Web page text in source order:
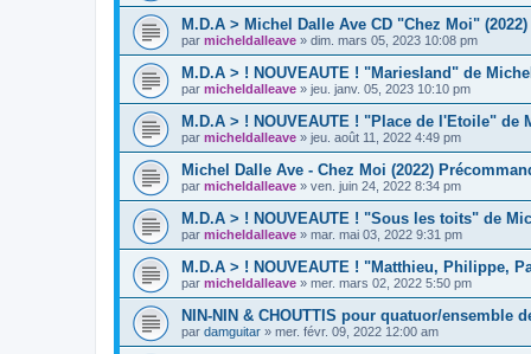
M.D.A > Michel Dalle Ave CD "Chez Moi"
par micheldalleave » dim. mars 05, 2023 10:08 pm
M.D.A > ! NOUVEAUTE ! "Mariesland" de
par micheldalleave » jeu. janv. 05, 2023 10:10 pm
M.D.A > ! NOUVEAUTE ! "Place de l'Etoile" de
par micheldalleave » jeu. août 11, 2022 4:49 pm
Michel Dalle Ave - Chez Moi (2022)
par micheldalleave » ven. juin 24, 2022 8:34 pm
M.D.A > ! NOUVEAUTE ! "Sous les toits" de
par micheldalleave » mar. mai 03, 2022 9:31 pm
M.D.A > ! NOUVEAUTE ! "Matthieu, Philippe,
par micheldalleave » mer. mars 02, 2022 5:50 pm
NIN-NIN & CHOUTTIS pour quatuor/ensemble
par damguitar » mer. févr. 09, 2022 12:00 am